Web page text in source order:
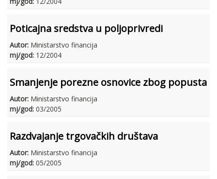
Poticajna sredstva u poljoprivredi
Autor: Ministarstvo financija
mj/god: 12/2004
Smanjenje porezne osnovice zbog popusta
Autor: Ministarstvo financija
mj/god: 03/2005
Razdvajanje trgovačkih društava
Autor: Ministarstvo financija
mj/god: 05/2005